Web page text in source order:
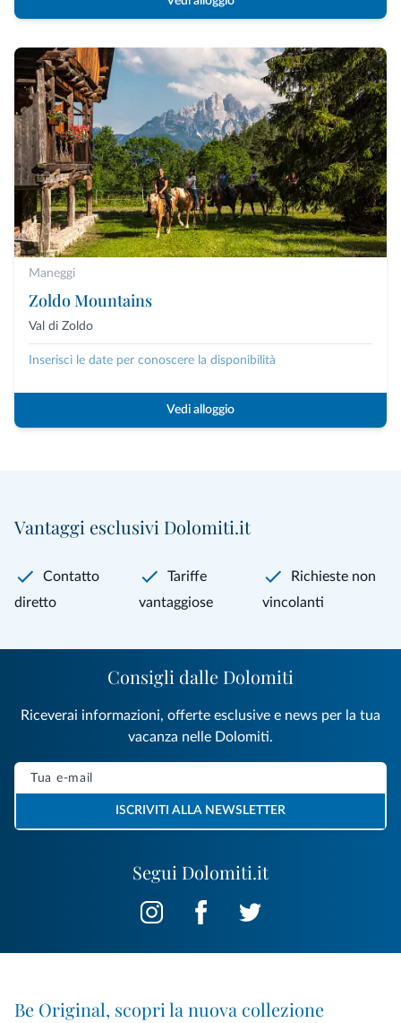
Maneggi
Zoldo Mountains
Val di Zoldo
Inserisci le date per conoscere la disponibilità
Vedi alloggio
Vantaggi esclusivi Dolomiti.it
Contatto
diretto
Tariffe
vantaggiose
Richieste non
vincolanti
Segui Dolomiti.it
Consigli dalle Dolomiti
Riceverai informazioni, offerte esclusive e news per la tua
vacanza nelle Dolomiti.
ISCRIVITI ALLA NEWSLETTER
Be Original, scopri la nuova collezione